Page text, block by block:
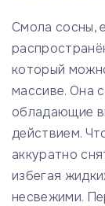
Смола сосны,
который
массиве. Она
обладающие
действием.
аккуратно
избегая
несвежими.